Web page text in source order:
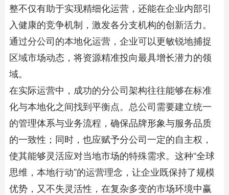
整不仅有助于实现精细化运营，还能在企业内部引
入健康的竞争机制，激发各分支机构的创新活力。
通过分公司的本地化运营，企业可以更敏锐地捕捉
区域市场动态，将资源精准投向最具增长潜力的领
域。
在实际运营中，成功的分公司架构往往能够在标准
化与本地化之间找到平衡点。总公司需要建立统一
的管理体系与业务流程，确保品牌形象与服务品质
的一致性；同时，也应赋予分公司一定的自主权，
使其能够灵活应对当地市场的特殊需求。这种“全球
思维，本地行动”的运营理念，让企业既保持了规模
优势，又不失灵活性，在复杂多变的市场环境中赢